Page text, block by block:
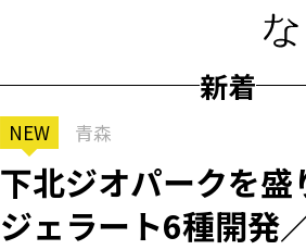
新着
NEW 青森
下北ジオパークを
ジェラート6種開発